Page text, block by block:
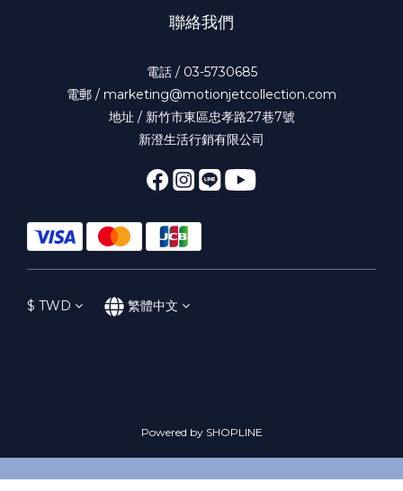
聯絡我們
電話 / 03-5730685
電郵 / marketing@motionjetcollection.com
地址 / 新竹市東區忠孝路27巷7號
新澄生活行銷有限公司
$ TWD 繁體中文
Powered by SHOPLINE